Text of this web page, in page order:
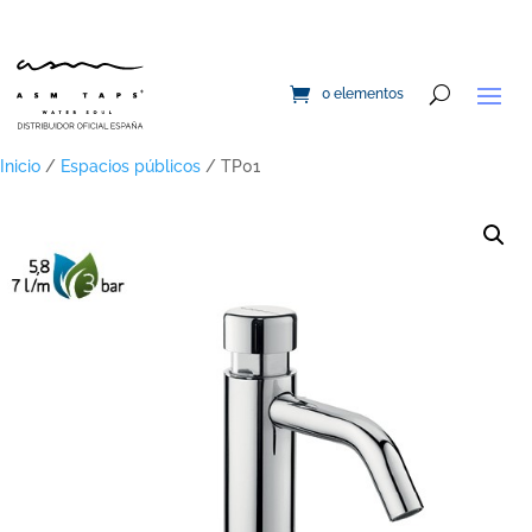
0 elementos
Inicio / Espacios públicos / TP01